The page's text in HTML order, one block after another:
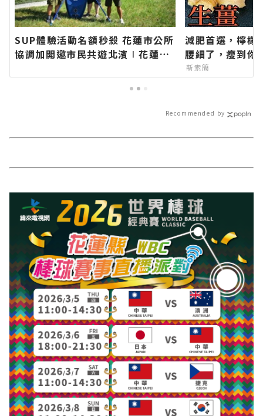
SUP體驗活動名額秒殺 花蓮市公所
協調加開邀市民共遊北濱∣花蓮新
今日新聞報導 最新的在地資訊！
減肥首選，檸檬
腰細了，瘦到你
新素簡
Recommended by